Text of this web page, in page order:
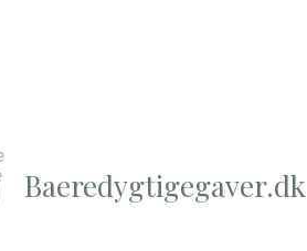
Baeredygtigegaver.dk